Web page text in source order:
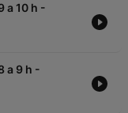
a 10 h -
a 9 h -